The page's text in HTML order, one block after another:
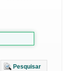
Pesquisar